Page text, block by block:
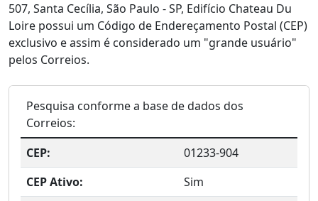
507, Santa Cecília, São Paulo - SP, Edifício Chateau Du
Loire possui um Código de Endereçamento Postal (CEP)
exclusivo e assim é considerado um "grande usuário"
pelos Correios.
Pesquisa conforme a base de dados dos
Correios:
CEP:
01233-904
CEP Ativo:
Sim